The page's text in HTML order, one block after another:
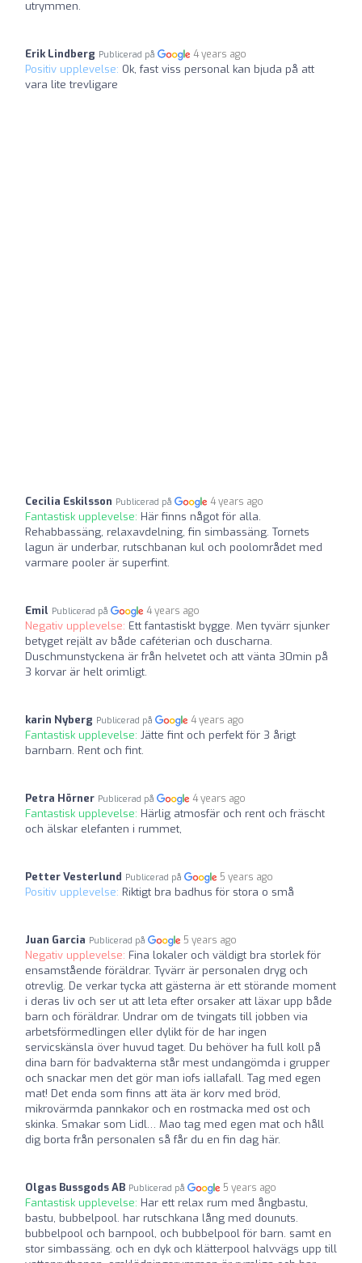
utrymmen.
Erik Lindberg Publicerad på 4 years ago
Positiv upplevelse: Ok, fast viss personal kan bjuda på att
vara lite trevligare
Cecilia Eskilsson Publicerad på 4 years ago
Fantastisk upplevelse: Här finns något för alla.
Rehabbassäng, relaxavdelning, fin simbassäng. Tornets
lagun är underbar, rutschbanan kul och poolområdet med
varmare pooler är superfint.
Emil Publicerad på 4 years ago
Negativ upplevelse: Ett fantastiskt bygge. Men tyvärr sjunker
betyget rejält av både caféterian och duscharna.
Duschmunstyckena är från helvetet och att vänta 30min på
3 korvar är helt orimligt.
karin Nyberg Publicerad på 4 years ago
Fantastisk upplevelse: Jätte fint och perfekt för 3 årigt
barnbarn. Rent och fint.
Petra Hörner Publicerad på 4 years ago
Fantastisk upplevelse: Härlig atmosfär och rent och fräscht
och älskar elefanten i rummet,
Petter Vesterlund Publicerad på 5 years ago
Positiv upplevelse: Riktigt bra badhus för stora o små
Juan Garcia Publicerad på 5 years ago
Negativ upplevelse: Fina lokaler och väldigt bra storlek för
ensamstående föräldrar. Tyvärr är personalen dryg och
otrevlig. De verkar tycka att gästerna är ett störande moment
i deras liv och ser ut att leta efter orsaker att läxar upp både
barn och föräldrar. Undrar om de tvingats till jobben via
arbetsförmedlingen eller dylikt för de har ingen
servicskänsla över huvud taget. Du behöver ha full koll på
dina barn för badvakterna står mest undangömda i grupper
och snackar men det gör man iofs iallafall. Tag med egen
mat! Det enda som finns att äta är korv med bröd,
mikrovärmda pannkakor och en rostmacka med ost och
skinka. Smakar som Lidl… Mao tag med egen mat och håll
dig borta från personalen så får du en fin dag här.
Olgas Bussgods AB Publicerad på 5 years ago
Fantastisk upplevelse: Har ett relax rum med ångbastu,
bastu, bubbelpool. har rutschkana lång med dounuts.
bubbelpool och barnpool, och bubbelpool för barn. samt en
stor simbassäng. och en dyk och klätterpool halvvägs upp till